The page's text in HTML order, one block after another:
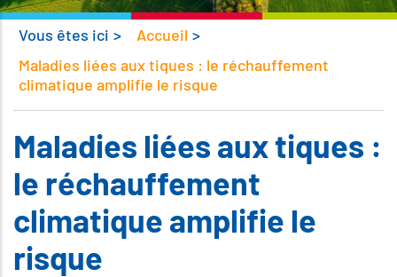
Vous êtes ici > Accueil >
Maladies liées aux tiques : le réchauffement
climatique amplifie le risque
Maladies liées aux tiques :
le réchauffement
climatique amplifie le
risque